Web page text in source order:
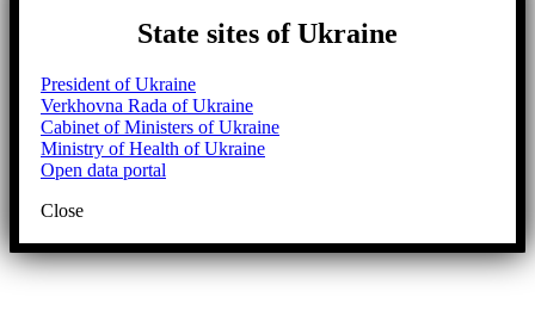
State sites of Ukraine
President of Ukraine
Verkhovna Rada of Ukraine
Cabinet of Ministers of Ukraine
Ministry of Health of Ukraine
Open data portal
Close